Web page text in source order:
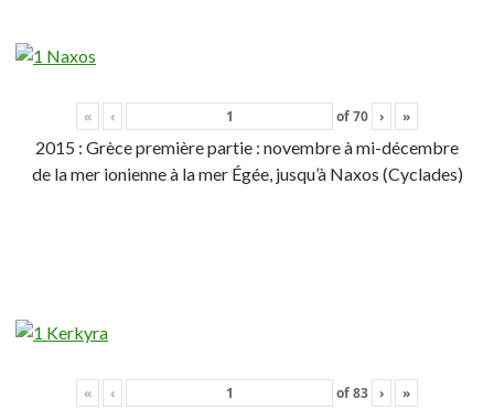
« ‹ of70 › »
2015 : Grèce première partie : novembre à mi-décembre
de la mer ionienne à la mer Égée, jusqu’à Naxos (Cyclades)
« ‹ of83 › »